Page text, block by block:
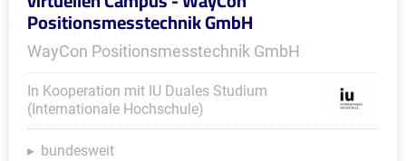
Positionsmesstechnik GmbH
WayCon Positionsmesstechnik GmbH
In Kooperation mit IU Duales Studium
(Internationale Hochschule)
bundesweit